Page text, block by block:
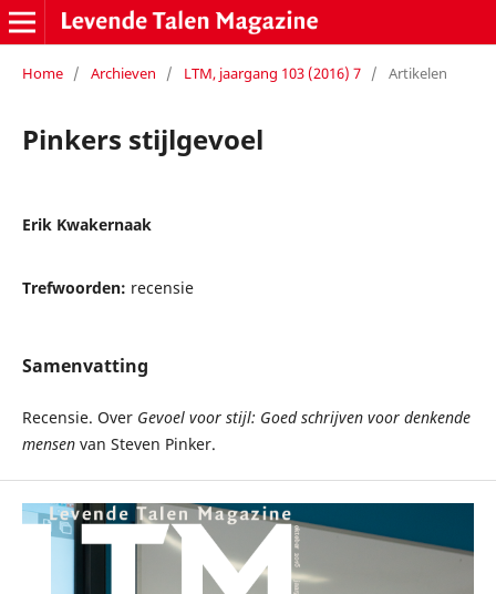
Home / Archieven / LTM, jaargang 103 (2016) 7 / Artikelen
Pinkers stijlgevoel
Erik Kwakernaak
Trefwoorden: recensie
Samenvatting
Recensie. Over Gevoel voor stijl: Goed schrijven voor denkende
mensen van Steven Pinker.